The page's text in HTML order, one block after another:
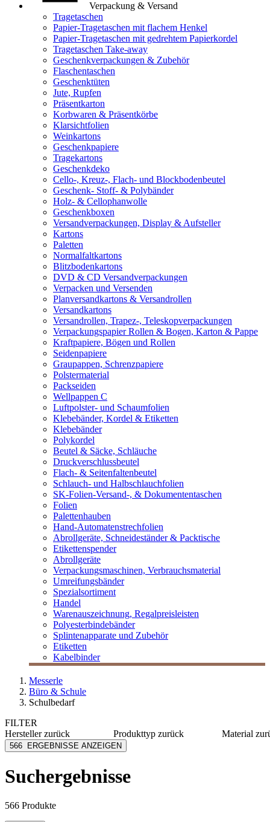
Verpackung & Versand
Tragetaschen
Papier-Tragetaschen mit flachem Henkel
Papier-Tragetaschen mit gedrehtem Papierkordel
Tragetaschen Take-away
Geschenkverpackungen & Zubehör
Flaschentaschen
Geschenktüten
Jute, Rupfen
Präsentkarton
Korbwaren & Präsentkörbe
Klarsichtfolien
Weinkartons
Geschenkpapiere
Tragekartons
Geschenkdeko
Cello-, Kreuz-, Flach- und Blockbodenbeutel
Geschenk- Stoff- & Polybänder
Holz- & Cellophanwolle
Geschenkboxen
Versandverpackungen, Display & Aufsteller
Kartons
Paletten
Normalfaltkartons
Blitzbodenkartons
DVD & CD Versandverpackungen
Verpacken und Versenden
Planversandkartons & Versandrollen
Versandkartons
Versandrollen, Trapez-, Teleskopverpackungen
Verpackungspapier Rollen & Bogen, Karton & Pappe
Kraftpapiere, Bögen und Rollen
Seidenpapiere
Graupappen, Schrenzpapiere
Polstermaterial
Packseiden
Wellpappen C
Luftpolster- und Schaumfolien
Klebebänder, Kordel & Etiketten
Klebebänder
Polykordel
Beutel & Säcke, Schläuche
Druckverschlussbeutel
Flach- & Seitenfaltenbeutel
Schlauch- und Halbschlauchfolien
SK-Folien-Versand-, & Dokumententaschen
Folien
Palettenhauben
Hand-Automatenstrechfolien
Abrollgeräte, Schneideständer & Packtische
Etikettenspender
Abrollgeräte
Verpackungsmaschinen, Verbrauchsmaterial
Umreifungsbänder
Spezialsortiment
Handel
Warenauszeichnung, Regalpreisleisten
Polyesterbindebänder
Splintenapparate und Zubehör
Etiketten
Kabelbinder
Messerle
Büro & Schule
Schulbedarf
FILTER
Herstellerzurück
[I`KU]
Artoz
Avery Zweckform
mehr anzeigen
Produkttyp zurück
Motivstempel
Material
566 ERGEBNISSE ANZEIGEN
Suchergebnisse
566 Produkte